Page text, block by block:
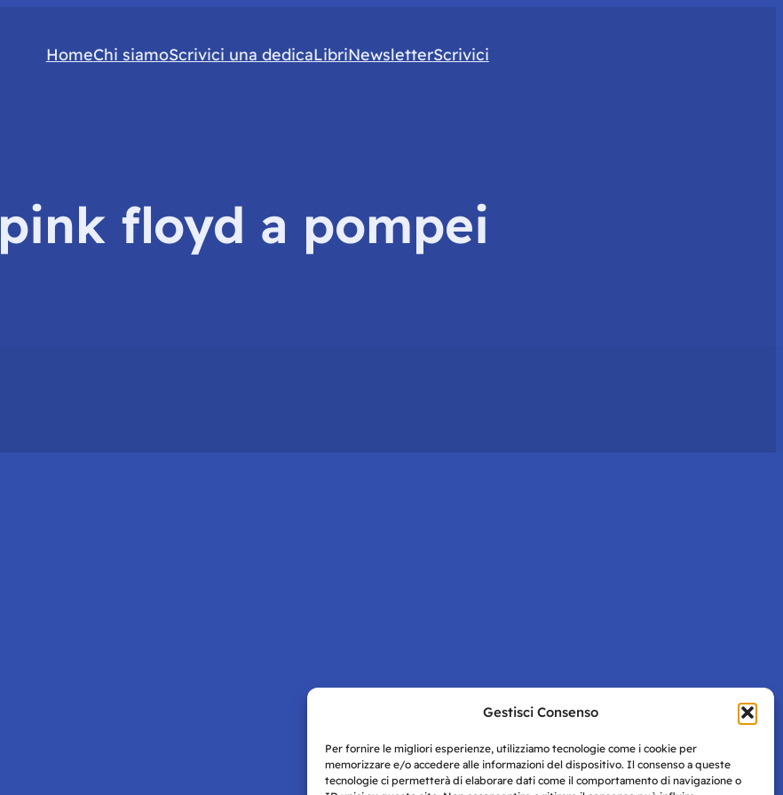
Gestisci Consenso
Per fornire le migliori esperienze, utilizziamo tecnologie come i cookie per
memorizzare e/o accedere alle informazioni del dispositivo. Il consenso a queste
tecnologie ci permetterà di elaborare dati come il comportamento di navigazione o
HomeChi siamoScrivici una dedicaLibriNewsletterScrivici
pink floyd a pompei